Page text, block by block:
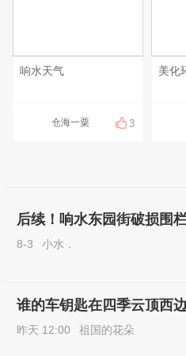
响水天气
仓海一粟 3
美化
后续！响水东园街破损围
8-3 小水．
谁的车钥匙在四季云顶西
昨天 12:00 祖国的花朵